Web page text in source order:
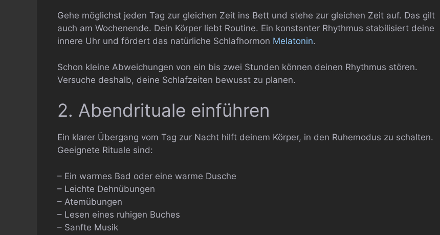
Gehe möglichst jeden Tag zur gleichen Zeit ins Bett und stehe zur gleichen Zeit auf. Das gilt
auch am Wochenende. Dein Körper liebt Routine. Ein konstanter Rhythmus stabilisiert deine
innere Uhr und fördert das natürliche Schlafhormon Melatonin.
Schon kleine Abweichungen von ein bis zwei Stunden können deinen Rhythmus stören.
Versuche deshalb, deine Schlafzeiten bewusst zu planen.
2. Abendrituale einführen
Ein klarer Übergang vom Tag zur Nacht hilft deinem Körper, in den Ruhemodus zu schalten.
Geeignete Rituale sind:
– Ein warmes Bad oder eine warme Dusche
– Leichte Dehnübungen
– Atemübungen
– Lesen eines ruhigen Buches
– Sanfte Musik